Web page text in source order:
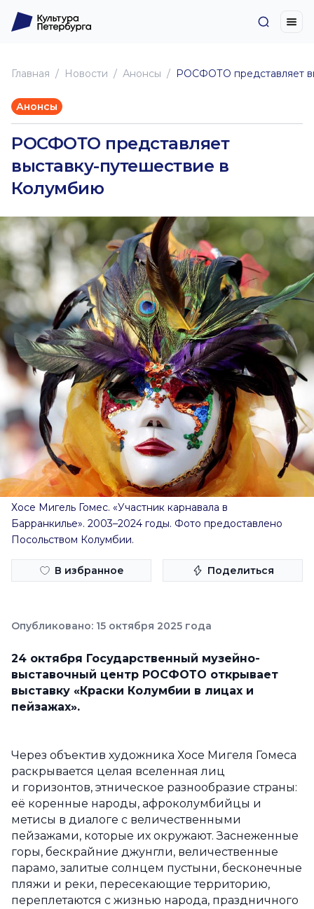
Главная Новоcти Анонсы РОСФОТО представляет
Анонсы
РОСФОТО представляет
выставку-путешествие в
Колумбию
Хосе Мигель Гомес. «Участник карнавала в
Барранкилье». 2003–2024 годы. Фото предоставлено
Посольством Колумбии.
В избранное Поделиться
Опубликовано: 15 октября 2025 года
24 октября Государственный музейно-
выставочный центр РОСФОТО открывает
выставку «Краски Колумбии в лицах и
пейзажах».
Через объектив художника Хосе Мигеля Гомеса
раскрывается целая вселенная лиц
и горизонтов, этническое разнообразие страны:
её коренные народы, афроколумбийцы и
метисы в диалоге с величественными
пейзажами, которые их окружают. Заснеженные
горы, бескрайние джунгли, величественные
парамо, залитые солнцем пустыни, бесконечные
пляжи и реки, пересекающие территорию,
переплетаются с жизнью народа, праздничного